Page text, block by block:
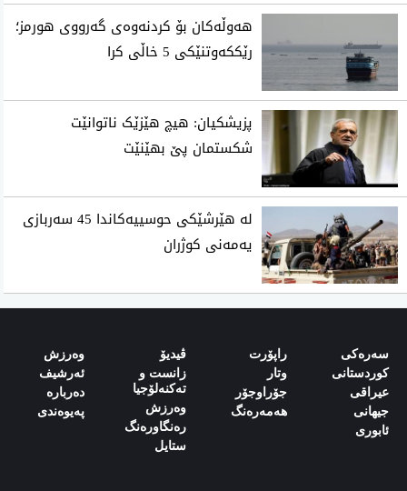
هەوڵەکان بۆ کردنەوەی گەرووی هورمز؛
رێککەوتنێکی 5 خاڵی کرا
پزیشکیان: هیچ هێزێک ناتوانێت
شکستمان پێ بهێنێت
لە هێرشێکی حوسییەکاندا 45 سەربازی
یەمەنی کوژران
سەرەکی
کوردستانی
‌‌عیراقی‌
‌‌جیهانی‌
‌‌ئابوری‌
راپۆرت
وتار
جۆراوجۆر
هەمەرەنگ
ڤیدیۆ
زانست و
تەکنەلۆجیا
وەرزش
رەنگاورەنگ
ستایل‌
وەرزش‌
ئەرشیف
دەربارە‌
پەیوەندی‌